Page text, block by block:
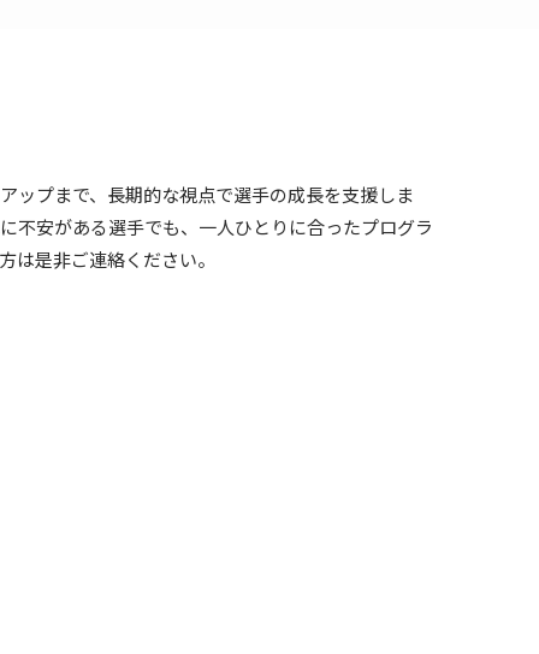
ップまで、長期的な視点で選手の成長を支援しま
不安がある選手でも、一人ひとりに合ったプログラ
是非ご連絡ください。